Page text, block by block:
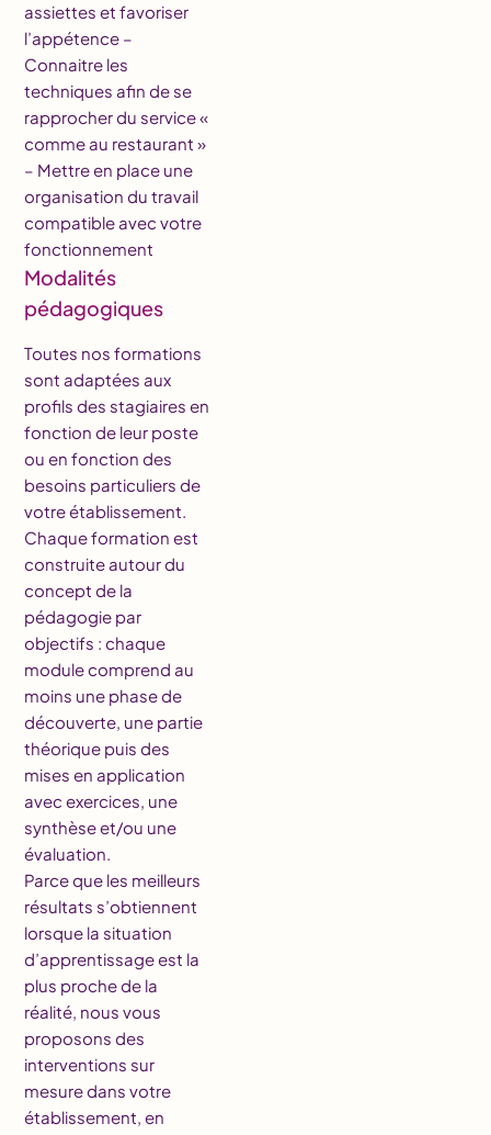
assiettes et favoriser
l’appétence –
Connaitre les
techniques afin de se
rapprocher du service «
comme au restaurant »
– Mettre en place une
organisation du travail
compatible avec votre
fonctionnement
Modalités
pédagogiques
Toutes nos formations
sont adaptées aux
profils des stagiaires en
fonction de leur poste
ou en fonction des
besoins particuliers de
votre établissement.
Chaque formation est
construite autour du
concept de la
pédagogie par
objectifs : chaque
module comprend au
moins une phase de
découverte, une partie
théorique puis des
mises en application
avec exercices, une
synthèse et/ou une
évaluation.
Parce que les meilleurs
résultats s’obtiennent
lorsque la situation
d’apprentissage est la
plus proche de la
réalité, nous vous
proposons des
interventions sur
mesure dans votre
établissement, en